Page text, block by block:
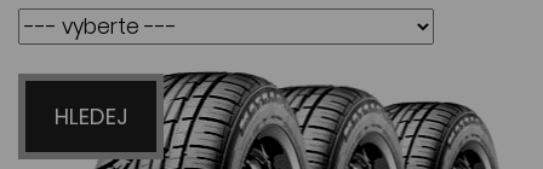
HLEDEJ